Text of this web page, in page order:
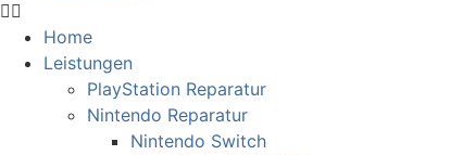
Home
Leistungen
PlayStation Reparatur
Nintendo Reparatur
Nintendo Switch